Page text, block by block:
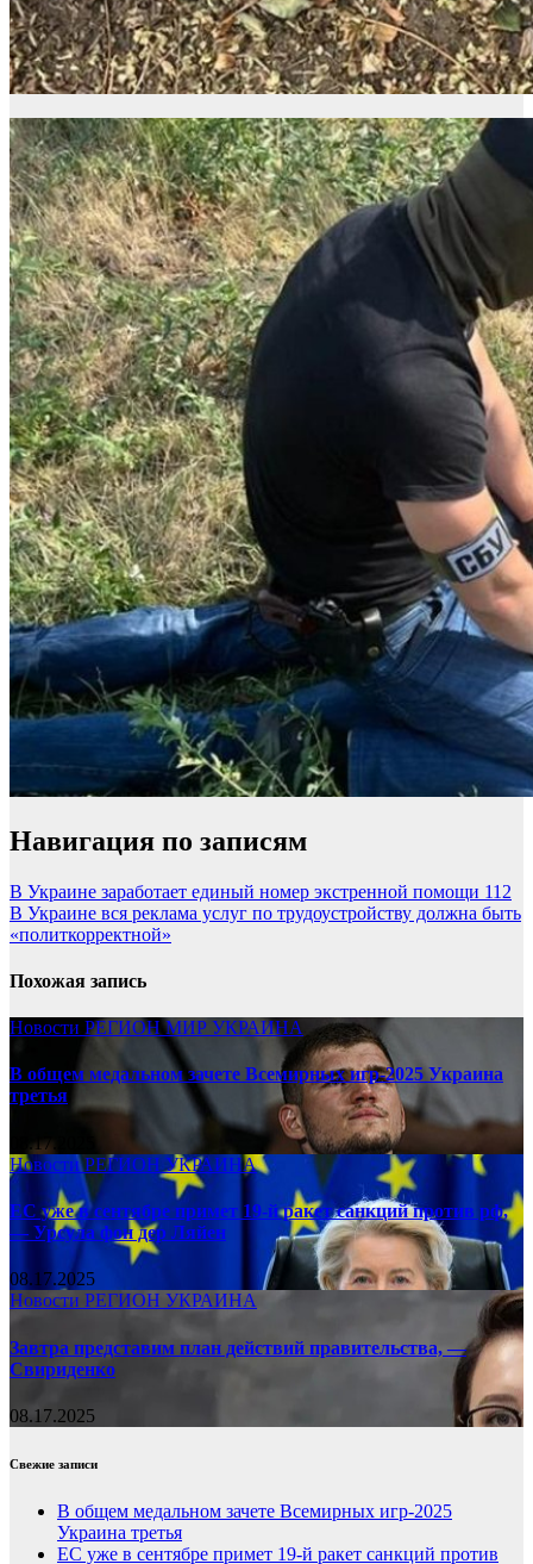
Навигация по записям
В Украине заработает единый номер экстренной помощи 112
В Украине вся реклама услуг по трудоустройству должна быть
«политкорректной»
Похожая запись
Новости РЕГИОНМИР УКРАИНА
В общем медальном зачете Всемирных игр-2025 Украина
третья
08.17.2025
НовостиРЕГИОНУКРАИНА
ЕС уже в сентябре примет 19-й ракет санкций против рф,
— Урсула фон дер Ляйен
08.17.2025
Новости РЕГИОН УКРАИНА
Завтра представим план действий правительства, —
Свириденко
08.17.2025
Свежие записи
В общем медальном зачете Всемирных игр-2025
Украина третья
ЕС уже в сентябре примет 19-й ракет санкций против